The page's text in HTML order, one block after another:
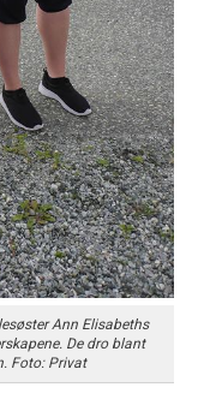
Ann Elisabeths
De dro blant
Foto: Privat